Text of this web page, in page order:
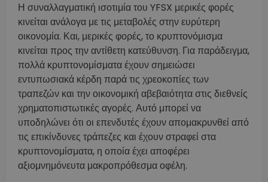
Η συναλλαγματική ισοτιμία του YFSX μερικές φορές
κινείται ανάλογα με τις μεταβολές στην ευρύτερη
οικονομία. Και, μερικές φορές, το κρυπτονόμισμα
κινείται προς την αντίθετη κατεύθυνση. Για παράδειγμα,
πολλά κρυπτονομίσματα έχουν σημειώσει
εντυπωσιακά κέρδη παρά τις χρεοκοπίες των
τραπεζών και την οικονομική αβεβαιότητα στις διεθνείς
χρηματοπιστωτικές αγορές. Αυτό μπορεί να
υποδηλώνει ότι οι επενδυτές έχουν απομακρυνθεί από
τις επικίνδυνες τράπεζες και έχουν στραφεί στα
κρυπτονομίσματα, η οποία έχει αποφέρει
αξιομνημόνευτα μακροπρόθεσμα οφέλη.